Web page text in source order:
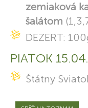
zemiaková
šalátom
DEZERT:
PIATOK 15.04.
Štátny